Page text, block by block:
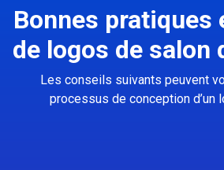
Bonnes pratiques
de logos de salon
Les conseils suivants peuvent
processus de conception d’un